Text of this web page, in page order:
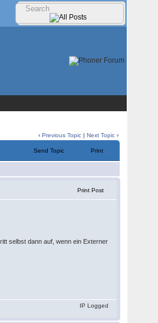
‹Previous Topic |Next Topic ›
Send Topic Print
Print Post
selbst dann auf, wenn ein Externer
IP Logged